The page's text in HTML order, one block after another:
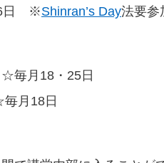
日 ※Shinran’s Day法要参
☆毎月18・25日
月18日